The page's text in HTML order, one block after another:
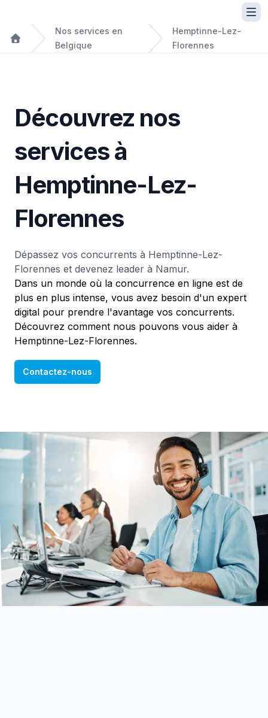
Nos services en
Belgique
Hemptinne-Lez-
Florennes
Découvrez nos
services à
Hemptinne-Lez-
Florennes
Dépassez vos concurrents à Hemptinne-Lez-
Florennes et devenez leader à Namur.
Dans un monde où la concurrence en ligne est de
plus en plus intense, vous avez besoin d'un expert
digital pour prendre l'avantage vos concurrents.
Découvrez comment nous pouvons vous aider à
Hemptinne-Lez-Florennes.
Contactez-nous